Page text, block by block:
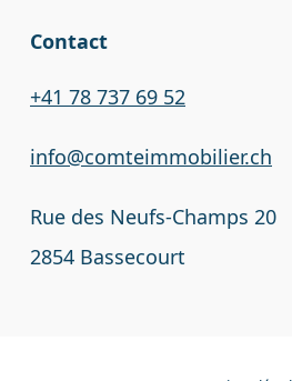
Contact
+41 78 737 69 52
info@comteimmobilier.ch
Rue des Neufs-Champs 20
2854 Bassecourt